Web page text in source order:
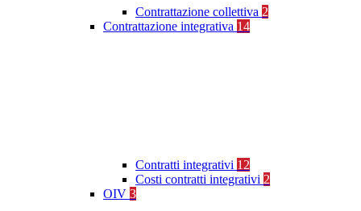
Contrattazione collettiva 2
Contrattazione integrativa 14
Contratti integrativi 12
Costi contratti integrativi 2
OIV 3